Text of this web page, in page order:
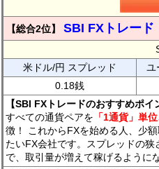
【総合2位】 SBI FXトレード
米ドル/円 スプレッド
ユ
0.18銭
【SBI FXトレードのおすすめポイ
すべての通貨ペアを 「1通貨」単
徴！ これからFXを始める人、少
たいFX会社です。スプレッドの
で、取引量が増えて稼げるように